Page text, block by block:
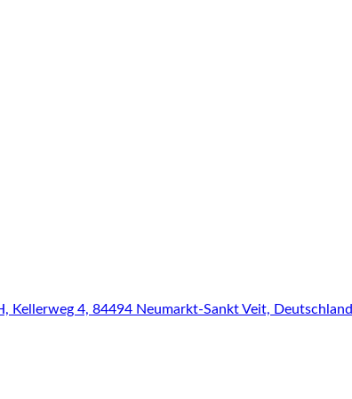
Kellerweg 4, 84494 Neumarkt-Sankt Veit, Deutschland